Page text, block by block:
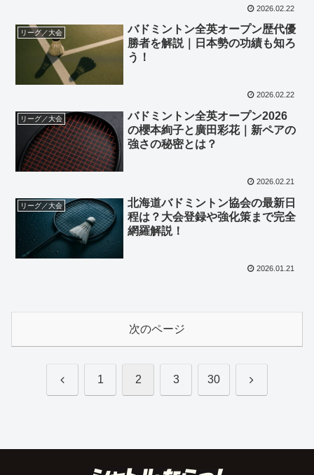
2026.02.22
リーグ／大会
バドミントン全英オープン歴代優
勝者を解説｜日本勢の功績も知ろ
う！
2026.02.22
リーグ／大会
バドミントン全英オープン2026
の櫻本絢子と廣田彩花｜新ペアの
強さの秘密とは？
2026.02.21
リーグ／大会
北海道バドミントン協会の最新日
程は？大会登録や強化策まで完全
網羅解説！
2026.01.21
次のページ
前 1 2 3 30 次